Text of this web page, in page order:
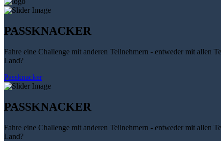
PASSKNACKER
Fahre eine Challenge mit anderen Teilnehmern - entweder mit allen
Land?
Passknacker
PASSKNACKER
Fahre eine Challenge mit anderen Teilnehmern - entweder mit allen
Land?